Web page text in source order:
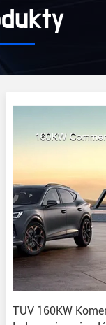
TUV 160KW